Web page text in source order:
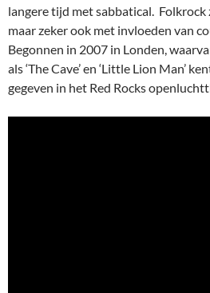
langere tijd met sabbatical. Folkrock
maar zeker ook met invloeden van
Begonnen in 2007 in Londen,
als ‘The Cave’ en ‘Little Lion Man’
gegeven in het Red Rocks